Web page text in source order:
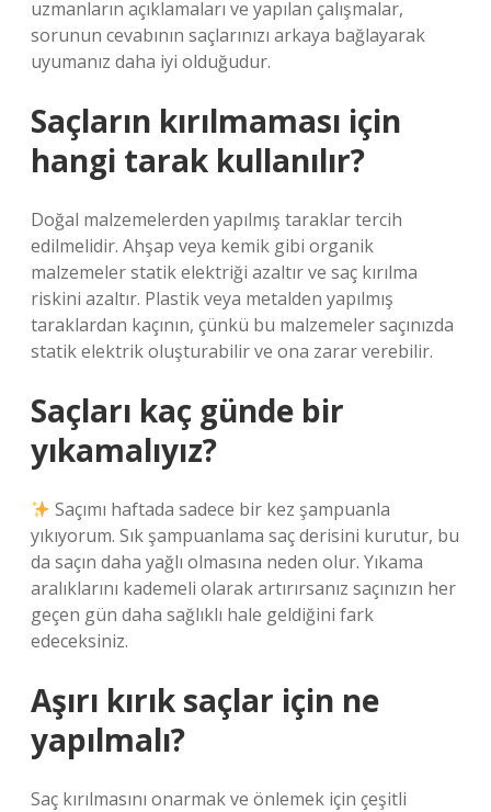
uzmanların açıklamaları ve yapılan çalışmalar,
sorunun cevabının saçlarınızı arkaya bağlayarak
uyumanız daha iyi olduğudur.
Saçların kırılmaması için
hangi tarak kullanılır?
Doğal malzemelerden yapılmış taraklar tercih
edilmelidir. Ahşap veya kemik gibi organik
malzemeler statik elektriği azaltır ve saç kırılma
riskini azaltır. Plastik veya metalden yapılmış
taraklardan kaçının, çünkü bu malzemeler saçınızda
statik elektrik oluşturabilir ve ona zarar verebilir.
Saçları kaç günde bir
yıkamalıyız?
Saçımı haftada sadece bir kez şampuanla
yıkıyorum. Sık şampuanlama saç derisini kurutur, bu
da saçın daha yağlı olmasına neden olur. Yıkama
aralıklarını kademeli olarak artırırsanız saçınızın her
geçen gün daha sağlıklı hale geldiğini fark
edeceksiniz.
Aşırı kırık saçlar için ne
yapılmalı?
Saç kırılmasını onarmak ve önlemek için çeşitli